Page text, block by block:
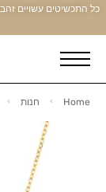
Home חנות